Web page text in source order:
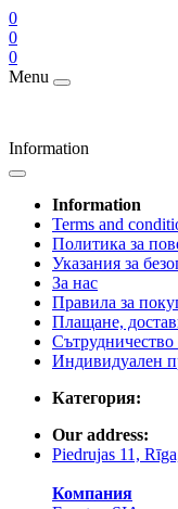
0
0
0
Menu
Information
Information
Terms and
Политика за
Указания за
За нас
Правила за
Плащане,
Сътрудничество
Индивидуален
Категория:
Our address:
Piedrujas 11,
Компания